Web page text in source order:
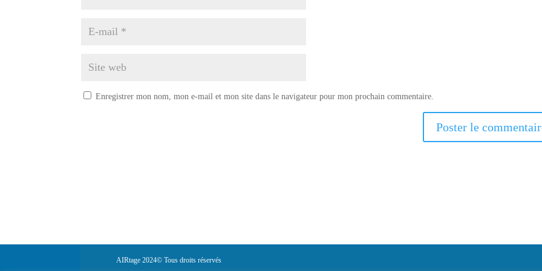
Enregistrer mon nom, mon e-mail et mon site dans le navigateur pour mon prochain commentaire.
AIRtage 2024© Tous droits réservés